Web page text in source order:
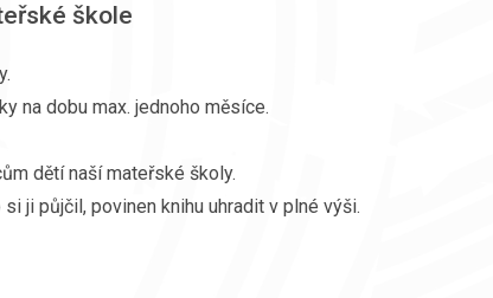
škole
na dobu max. jednoho měsíce.
dětí naší mateřské školy.
ji půjčil, povinen knihu uhradit v plné výši.